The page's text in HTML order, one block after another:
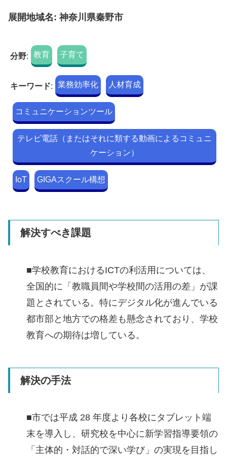
展開地域名: 神奈川県秦野市
分野: 教育 子育て
キーワード: 業務効率化 人材育成
コミュニケーションツール
テレビ電話（またはそれに類する動画によるコミュニ
ケーション）
IoT GIGAスクール構想
解決すべき課題
■学校教育におけるICTの利活用については、
全国的に「教職員間や学校間の活用の差」が課
題とされている。特にデジタル化が進んでいる
都市部と地方での格差も懸念されており、学校
教育への期待は増している。
解決の手法
■市では平成 28 年度より各校にタブレット端
末を導入し、研究校を中心に新学習指導要領の
「主体的・対話的で深い学び」の実現を目指し